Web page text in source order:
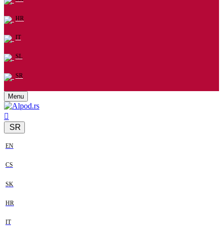
HR
IT
SL
SR
Menu
SR
EN
CS
SK
HR
IT